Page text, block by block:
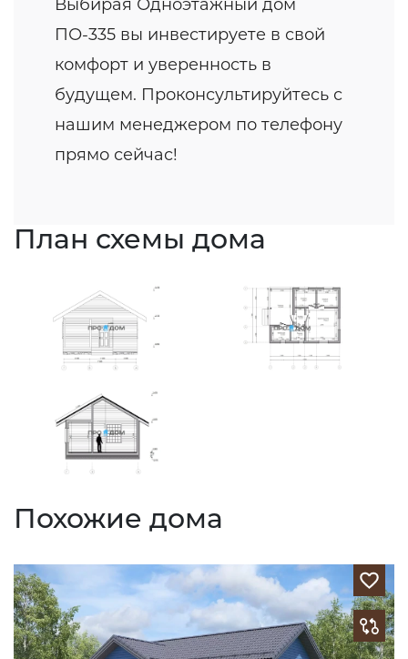
Выбирая Одноэтажный дом
ПО-335 вы инвестируете в свой
комфорт и уверенность в
будущем. Проконсультируйтесь с
нашим менеджером по телефону
прямо сейчас!
План схемы дома
Похожие дома